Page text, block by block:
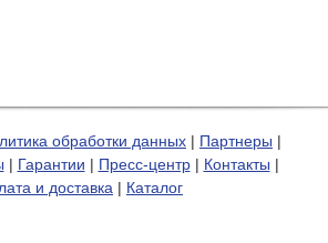
обработки данных | Партнеры |
| Гарантии | Пресс-центр| Контакты |
и доставка | Каталог